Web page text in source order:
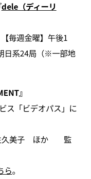
dele（ディーリ
毎週金曜】午後1
日系24局（※一部地
』
ス「ビデオパス」に
久美子 ほか 監
ら。